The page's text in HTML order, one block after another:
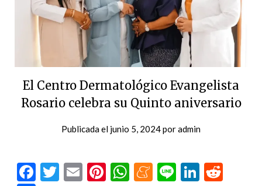
El Centro Dermatológico Evangelista
Rosario celebra su Quinto aniversario
Publicada el junio 5, 2024poradmin
Facebook
Twitter
EmailPinterest
WhatsApp
Meneame
Line